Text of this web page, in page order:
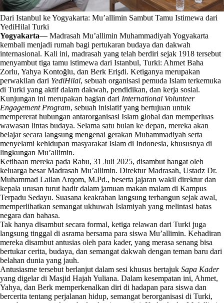
Dari Istanbul ke Yogyakarta: Mu’allimin Sambut Tamu Istimewa dari
YediHilal Turki
Yogyakarta— Madrasah Mu’allimin Muhammadiyah Yogyakarta
kembali menjadi rumah bagi pertukaran budaya dan dakwah
internasional. Kali ini, madrasah yang telah berdiri sejak 1918 tersebut
menyambut tiga tamu istimewa dari Istanbul, Turki: Ahmet Baha
Zorlu, Yahya Kontoğlu, dan Berk Erişdi. Ketiganya merupakan
perwakilan dari YediHilal, sebuah organisasi pemuda Islam terkemuka
di Turki yang aktif dalam dakwah, pendidikan, dan kerja sosial.
Kunjungan ini merupakan bagian dari International Volunteer
Engagement Program, sebuah inisiatif yang bertujuan untuk
mempererat hubungan antarorganisasi Islam global dan memperluas
wawasan lintas budaya. Selama satu bulan ke depan, mereka akan
belajar secara langsung mengenai gerakan Muhammadiyah serta
menyelami kehidupan masyarakat Islam di Indonesia, khususnya di
lingkungan Mu’allimin.
Ketibaan mereka pada Rabu, 31 Juli 2025, disambut hangat oleh
keluarga besar Madrasah Mu’allimin. Direktur Madrasah, Ustadz Dr.
Muhammad Lailan Arqom, M.Pd., beserta jajaran wakil direktur dan
kepala urusan turut hadir dalam jamuan makan malam di Kampus
Terpadu Sedayu. Suasana keakraban langsung terbangun sejak awal,
memperlihatkan semangat ukhuwah Islamiyah yang melintasi batas
negara dan bahasa.
Tak hanya disambut secara formal, ketiga relawan dari Turki juga
langsung tinggal di asrama bersama para siswa Mu’allimin. Kehadiran
mereka disambut antusias oleh para kader, yang merasa senang bisa
bertukar cerita, budaya, dan semangat dakwah dengan teman baru dari
belahan dunia yang jauh.
Antusiasme tersebut berlanjut dalam sesi khusus bertajuk Sapa Kader
yang digelar di Masjid Hajah Yuliana. Dalam kesempatan ini, Ahmet,
Yahya, dan Berk memperkenalkan diri di hadapan para siswa dan
bercerita tentang perjalanan hidup, semangat berorganisasi di Turki,